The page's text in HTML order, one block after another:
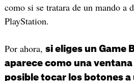
como si se tratara de un mando a
PlayStation.
Por ahora, si eliges un Game
aparece como una
posible tocar los botones